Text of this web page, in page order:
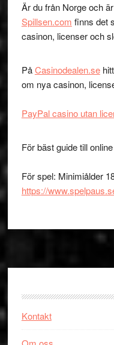
Är du från Norge och
Spillsen.com finns det
casinon, licenser och
PåCasinodealen.se
om nya casinon,
PayPal casino utan
För bäst guide till
För spel: Minimiålder
https://
Kontakt